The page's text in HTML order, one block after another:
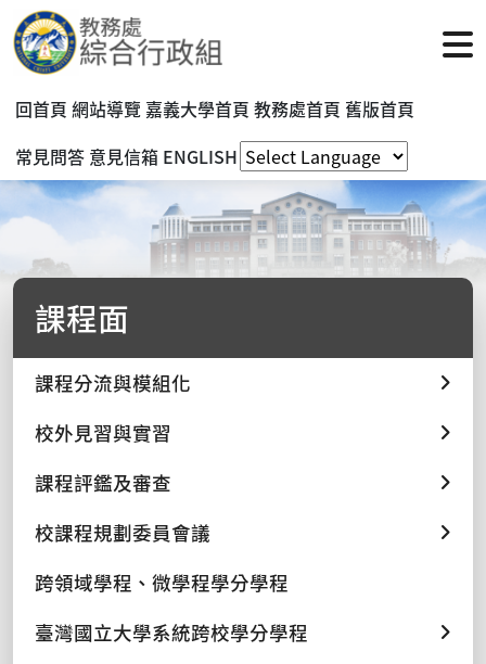
回首頁 網站導覽 嘉義大學首頁 教務處首頁 舊版首頁
常見問答 意見信箱 ENGLISH
課程面
課程分流與模組化
校外見習與實習
課程評鑑及審查
校課程規劃委員會議
跨領域學程、微學程學分學程
臺灣國立大學系統跨校學分學程